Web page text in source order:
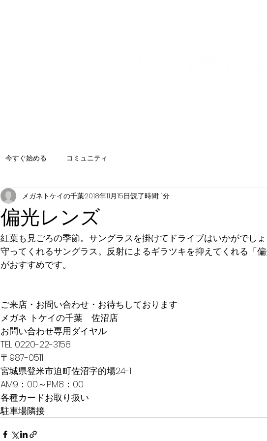
今すぐ始める コミュニティ
偏光レンズ
メガネトケイの千葉2018年11月15日読了時間: 1分
紅葉も見ごろの季節。サングラスを掛けてドライブはいかがでし
守ってくれるサングラス。反射によるギラツキを抑えてくれる「偏
がおすすめです。
ご来店・お問い合わせ・お待ちしております
メガネ トケイの千葉　佐沼店
お問い合わせ専用ダイヤル
TEL 0220-22-3158
〒987-0511
宮城県登米市迫町佐沼字的場24-1
AM9：00～PM8：00
各種カードお取り扱い
駐車場隣接